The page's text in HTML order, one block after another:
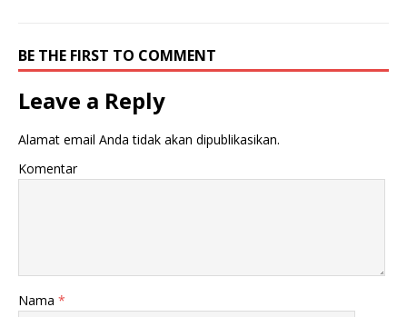
BE THE FIRST TO COMMENT
Leave a Reply
Alamat email Anda tidak akan dipublikasikan.
Komentar
Nama *